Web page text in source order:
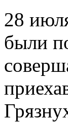
28
были